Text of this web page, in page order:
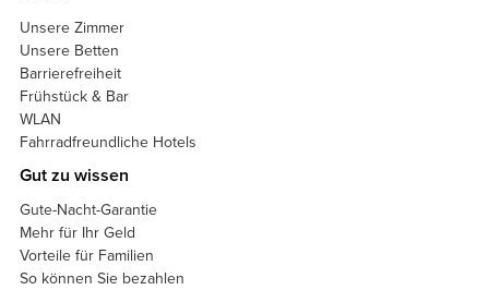
Unsere Zimmer
Unsere Betten
Barrierefreiheit
Frühstück & Bar
WLAN
Fahrradfreundliche Hotels
Gut zu wissen
Gute-Nacht-Garantie
Mehr für Ihr Geld
Vorteile für Familien
So können Sie bezahlen